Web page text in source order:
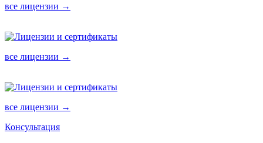
все лицензии →
все лицензии →
все лицензии →
Консультация